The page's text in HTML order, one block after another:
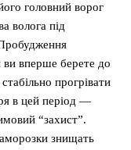
головний ворог
волога під
ви вперше берете до
прогрівати
в цей період —
“захист”.
знищать